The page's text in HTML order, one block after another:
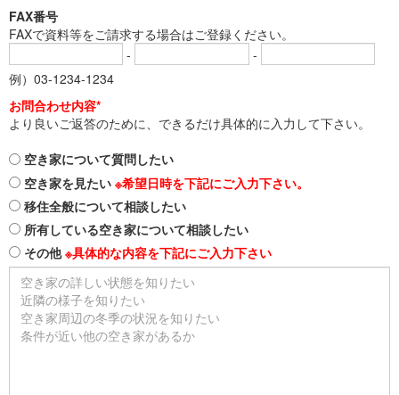
FAX番号
FAXで資料等をご請求する場合はご登録ください。
-
-
例）03-1234-1234
お問合わせ内容*
より良いご返答のために、できるだけ具体的に入力して下さい。
空き家について質問したい
空き家を見たい ※希望日時を下記にご入力下さい。
移住全般について相談したい
所有している空き家について相談したい
その他※具体的な内容を下記にご入力下さい